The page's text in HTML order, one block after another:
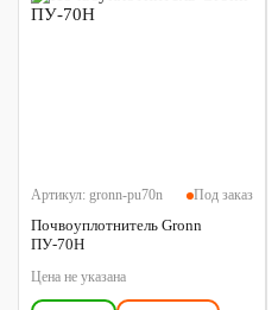
Артикул: gronn-pu70n Под заказ
Почвоуплотнитель Gronn
ПУ-70Н
Цена не указана